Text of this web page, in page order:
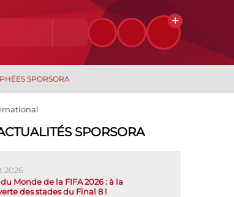
SPORSORA
SPORSORA
2026
Monde de la FIFA 2026 : à la
des stades du Final 8 !